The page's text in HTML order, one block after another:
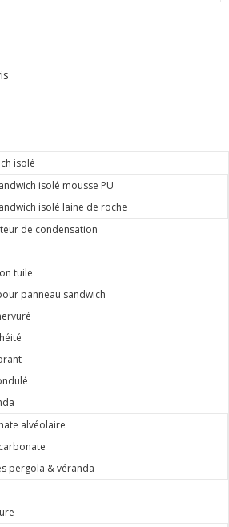
isolé
isolé mousse PU
isolé laine de roche
de condensation
tuile
panneau sandwich
alvéolaire
pergola & véranda